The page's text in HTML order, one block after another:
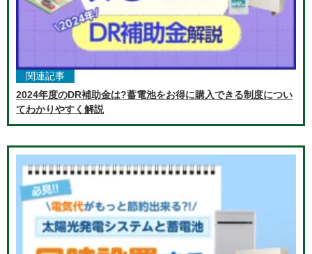
関連記事
2024年度のDR補助金は?蓄電池をお得に購入できる制度につい
てわかりやすく解説